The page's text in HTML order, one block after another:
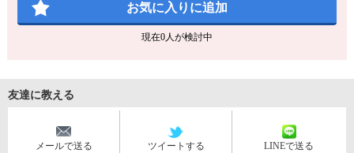
お気に入りに追加
現在0人が検討中
友達に教える
メールで送る ツイートする LINEで送る